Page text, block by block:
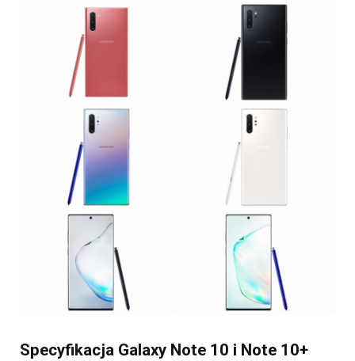
Specyfikacja Galaxy Note 10 i Note 10+